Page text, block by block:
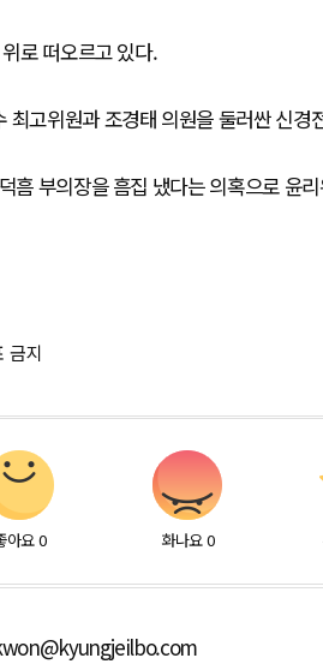
로 떠오르고 있다.
고위원과 조경태 의원을 둘러싼 신경
흠 부의장을 흠집 냈다는 의혹으로 윤
금지
아요 0 화나요 0